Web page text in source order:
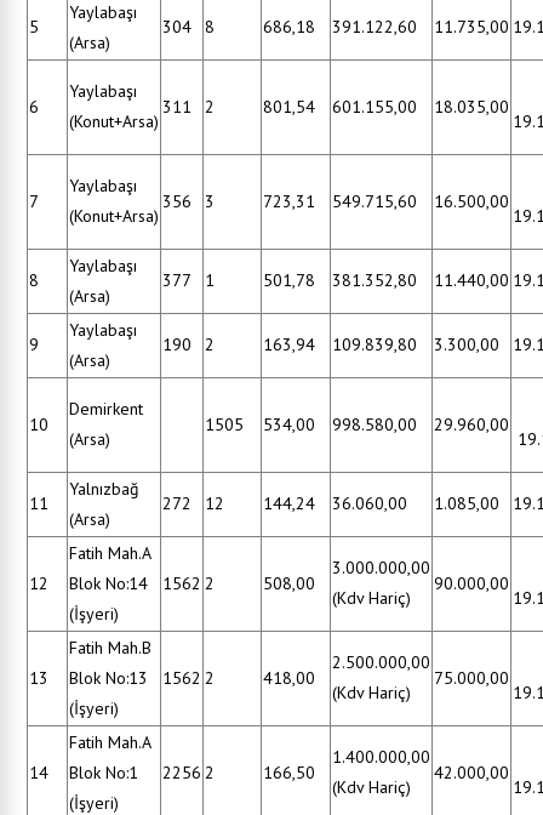
5
Yaylabaşı
(Arsa)
304 8 686,18 391.122,60 11.735,00
6
Yaylabaşı
(Konut+Arsa)
311 2 801,54 601.155,00 18.035,00
7
Yaylabaşı
(Konut+Arsa)
356 3 723,31 549.715,60 16.500,00
8
Yaylabaşı
(Arsa)
377 1 501,78 381.352,80 11.440,00
9
Yaylabaşı
(Arsa)
190 2 163,94 109.839,80 3.300,00
10
Demirkent
(Arsa)
1505 534,00 998.580,00 29.960,00
11
Yalnızbağ
(Arsa)
272 12 144,24 36.060,00 1.085,00
12
Fatih Mah.A
Blok No:14
(İşyeri)
1562 2 508,00
3.000.000,00
(Kdv Hariç)
90.000,00
13
Fatih Mah.B
Blok No:13
(İşyeri)
1562 2 418,00
2.500.000,00
(Kdv Hariç)
75.000,00
14
Fatih Mah.A
Blok No:1
(İşyeri)
2256 2 166,50
1.400.000,00
(Kdv Hariç)
42.000,00